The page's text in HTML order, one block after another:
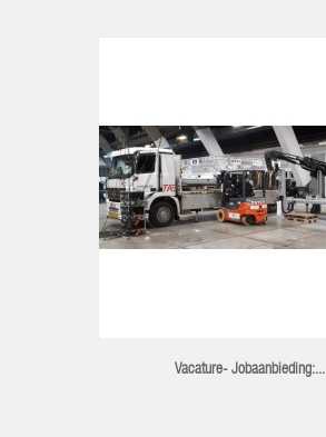
Vacature- Jobaanbieding:...